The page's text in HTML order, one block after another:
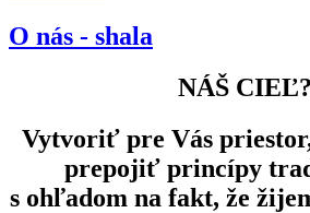
O nás - shala
NÁŠ CIEĽ?
Vytvoriť pre Vás
prepojiť princípy
s ohľadom na fakt, že